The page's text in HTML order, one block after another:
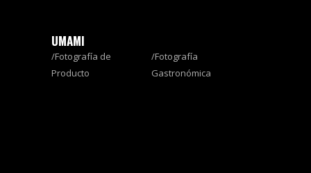
UMAMI
Fotografía de
Producto
Fotografía
Gastronómica